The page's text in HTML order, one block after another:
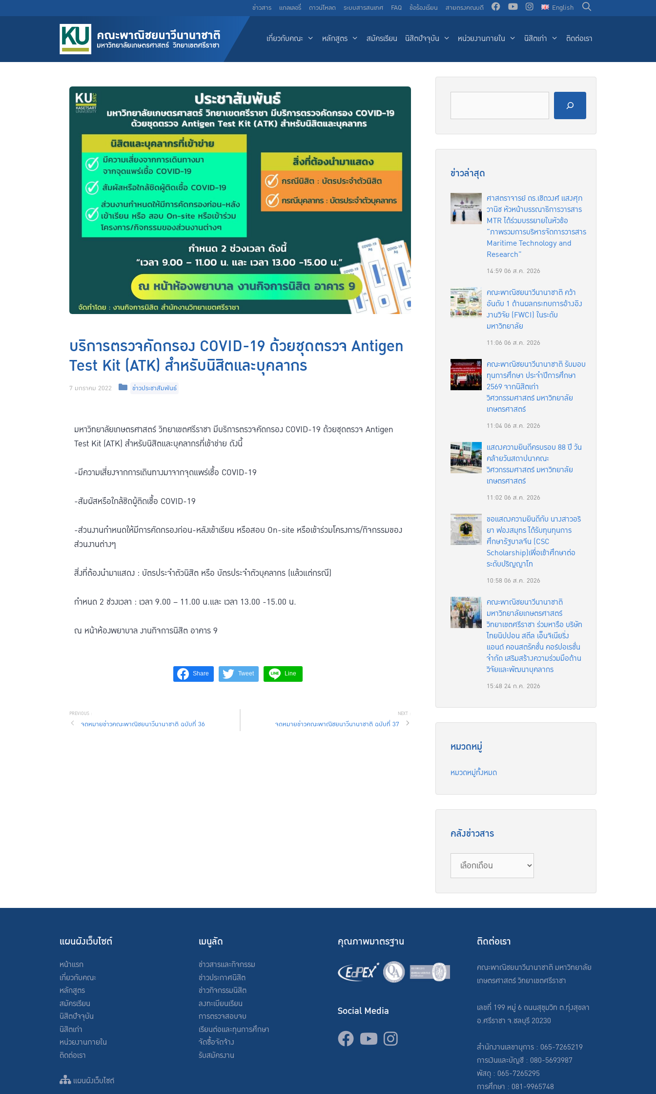
ข่าวสาร แกลเลอรี่ ดาวน์โหลด ระบบสารสนเทศ FAQ ข้อร้องเรียน สายตรงคณบดี English
เกี่ยวกับคณะ หลักสูตร สมัครเรียน นิสิตปัจจุบัน หน่วยงานภายใน นิสิตเก่า ติดต่อเรา
บริการตรวจคัดกรอง COVID-19 ด้วยชุดตรวจ Antigen
Test Kit (ATK) สำหรับนิสิตและบุคลากร
7 มกราคม 2022 ข่าวประชาสัมพันธ์
มหาวิทยาลัยเกษตรศาสตร์ วิทยาเขตศรีราชา มีบริการตรวจคัดกรอง COVID-19 ด้วยชุดตรวจ Antigen
Test Kit (ATK) สำหรับนิสิตและบุคลากรที่เข้าข่าย ดังนี้
-มีความเสี่ยงจากการเดินทางมาจากจุดแพร่เชื้อ COVID-19
-สัมผัสหรือใกล้ชิดผู้ติดเชื้อ COVID-19
-ส่วนงานกำหนดให้มีการคัดกรองก่อน-หลังเข้าเรียน หรือสอบ On-site หรือเข้าร่วมโครงการ/กิจกรรมของ
ส่วนงานต่างๆ
สิ่งที่ต้องนำมาแสดง : บัตรประจำตัวนิสิต หรือ บัตรประจำตัวบุคลากร (แล้วแต่กรณี)
กำหนด 2 ช่วงเวลา : เวลา 9.00 – 11.00 น.และ เวลา 13.00 -15.00 น.
ณ หน้าห้องพยาบาล งานกิจการนิสิต อาคาร 9
Share Tweet Line
จดหมายข่าวคณะพาณิชยนาวีนานาชาติ ฉบับที่ 36 จดหมายข่าวคณะพาณิชยนาวีนานาชาติ ฉบับที่ 37
ข่าวล่าสุด
ศาสตราจารย์ ดร.เชิดวงศ์ แสงศุภ
วานิช หัวหน้าบรรณาธิการวารสาร
MTR ได้ร่วมบรรยายในหัวข้อ
“ภาพรวมการบริหารจัดการวารสาร
Maritime Technology and
Research”
14:59 06 ส.ค. 2026
คณะพาณิชยนาวีนานาชาติ คว้า
อันดับ 1 ด้านผลกระทบการอ้างอิง
งานวิจัย (FWCI) ในระดับ
มหาวิทยาลัย
11:06 06 ส.ค. 2026
คณะพาณิชยนาวีนานาชาติ รับมอบ
ทุนการศึกษา ประจำปีการศึกษา
2569 จากนิสิตเก่า
วิศวกรรมศาสตร์ มหาวิทยาลัย
เกษตรศาสตร์
11:0406 ส.ค. 2026
แสดงความยินดีครบรอบ 88 ปี วัน
คล้ายวันสถาปนาคณะ
วิศวกรรมศาสตร์ มหาวิทยาลัย
เกษตรศาสตร์
11:02 06 ส.ค. 2026
ขอแสดงความยินดีกับ นางสาวอริ
ยา ฟองสมุทร ได้รับทุนทุนการ
ศึกษารัฐบาลจีน (CSC
Scholarship)เพื่อเข้าศึกษาต่อ
ระดับปริญญาโท
10:58 06 ส.ค. 2026
คณะพาณิชยนาวีนานาชาติ
มหาวิทยาลัยเกษตรศาสตร์
วิทยาเขตศรีราชา ร่วมหารือ บริษัท
ไทยนิปปอน สตีล เอ็นจิเนียริ่ง
แอนด์ คอนสตรัคชั่น คอร์ปอเรชั่น
จำกัด เสริมสร้างความร่วมมือด้าน
วิจัยและพัฒนาบุคลากร
15:48 24 ก.ค. 2026
หมวดหมู่
หมวดหมู่ทั้งหมด
คลังข่าวสาร
แผนผังเว็บไซต์
หน้าแรก
เกี่ยวกับคณะ
หลักสูตร
สมัครเรียน
นิสิตปัจจุบัน
นิสิตเก่า
หน่วยงานภายใน
ติดต่อเรา
แผนผังเว็บไซต์
เมนูลัด
ข่าวสารและกิจกรรม
ข่าวประกาศนิสิต
ข่าวกิจกรรมนิสิต
ลงทะเบียนเรียน
การตรวจสอบจบ
เรียนต่อและทุนการศึกษา
จัดซื้อจัดจ้าง
รับสมัครงาน
คุณภาพมาตรฐาน
Social Media
ติดต่อเรา
คณะพาณิชยนาวีนานาชาติ มหาวิทยาลัย
เกษตรศาสตร์ วิทยาเขตศรีราชา
เลขที่ 199 หมู่ 6 ถนนสุขุมวิท ต.ทุ่งสุขลา
อ.ศรีราชา จ.ชลบุรี 20230
สำนักงานเลขานุการ : 065-7265219
การเงินและบัญชี : 080-5693987
พัสดุ : 065-7265295
การศึกษา : 081-9965748